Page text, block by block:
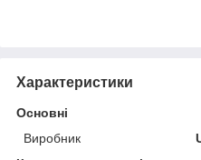
Характеристики
Основні
Виробник